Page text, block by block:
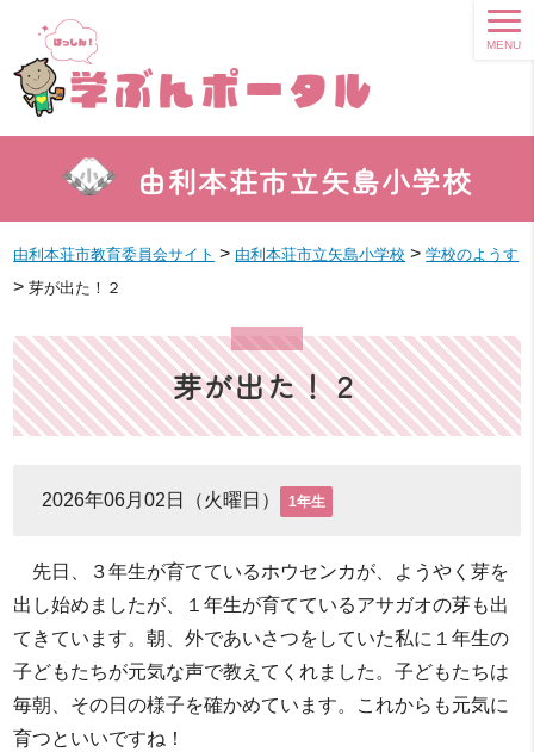
由利本荘市立矢島小学校
MENU
由利本荘市教育委員会サイト > 由利本荘市立矢島小学校 >学校のようす
>芽が出た！２
芽が出た！２
2026年06月02日（火曜日） 1年生
先日、３年生が育てているホウセンカが、ようやく芽を
出し始めましたが、１年生が育てているアサガオの芽も出
てきています。朝、外であいさつをしていた私に１年生の
子どもたちが元気な声で教えてくれました。子どもたちは
毎朝、その日の様子を確かめています。これからも元気に
育つといいですね！